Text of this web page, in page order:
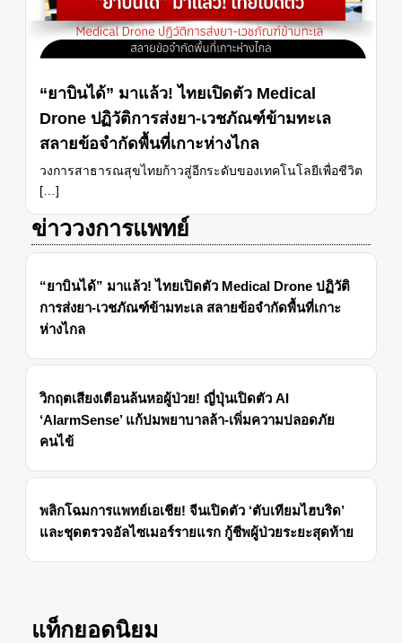
“ยาบินได้” มาแล้ว! ไทยเปิดตัว Medical
Drone ปฏิวัติการส่งยา-เวชภัณฑ์ข้ามทะเล
สลายข้อจำกัดพื้นที่เกาะห่างไกล
วงการสาธารณสุขไทยก้าวสู่อีกระดับของเทคโนโลยีเพื่อชีวิต
[…]
ข่าววงการแพทย์
“ยาบินได้” มาแล้ว! ไทยเปิดตัว Medical Drone ปฏิวัติ
การส่งยา-เวชภัณฑ์ข้ามทะเล สลายข้อจำกัดพื้นที่เกาะ
ห่างไกล
วิกฤตเสียงเตือนล้นหอผู้ป่วย! ญี่ปุ่นเปิดตัว AI
‘AlarmSense’ แก้ปมพยาบาลล้า-เพิ่มความปลอดภัย
คนไข้
พลิกโฉมการแพทย์เอเชีย! จีนเปิดตัว ‘ตับเทียมไฮบริด’
และชุดตรวจอัลไซเมอร์รายแรก กู้ชีพผู้ป่วยระยะสุดท้าย
แท็กยอดนิยม